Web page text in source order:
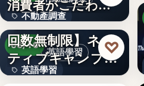
不動產調查
57.4%
消費者がこだわる
絶対条…
英語學習
08/10
英語學習
【英会話レッスン
回数無制限】ネイ
ティブキャンプ、
レッスン…
♡